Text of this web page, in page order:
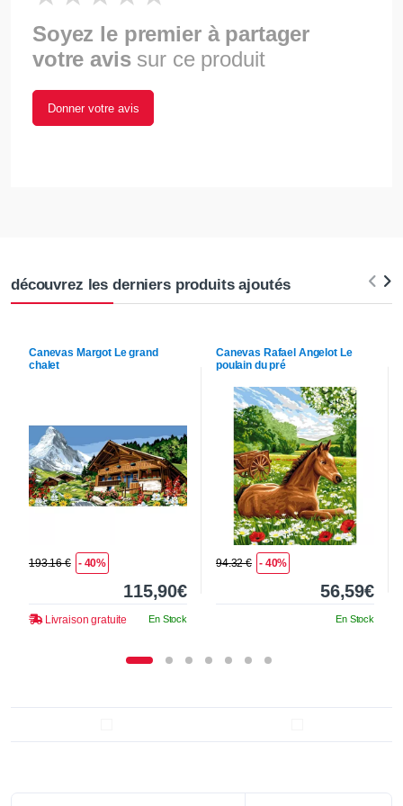
Soyez le premier à partager
votre avis sur ce produit
Donner votre avis
découvrez les derniers produits ajoutés
Canevas Margot Le grand
chalet
193.16 € - 40%
115,90€
Livraison gratuite En Stock
Canevas Rafael AngelotLe
poulain du pré
94.32 € - 40%
56,59€
En Stock